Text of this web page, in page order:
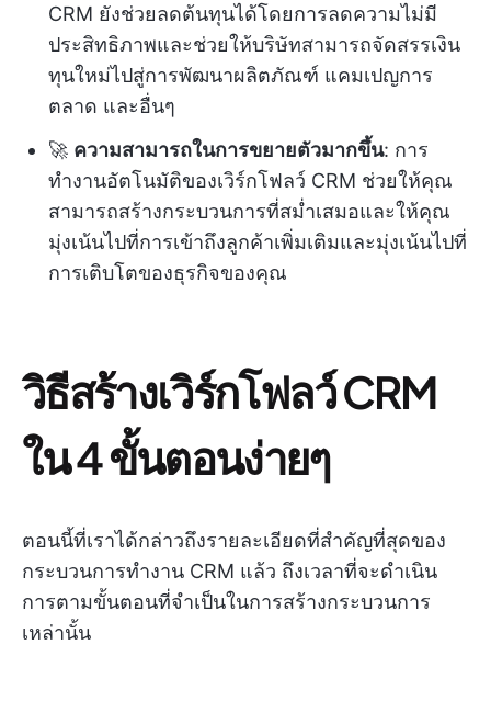
CRM ยังช่วยลดต้นทุนได้โดยการลดความไม่มี
ประสิทธิภาพและช่วยให้บริษัทสามารถจัดสรรเงิน
ทุนใหม่ไปสู่การพัฒนาผลิตภัณฑ์ แคมเปญการ
ตลาด และอื่นๆ
🚀 ความสามารถในการขยายตัวมากขึ้น: การ
ทำงานอัตโนมัติของเวิร์กโฟลว์ CRM ช่วยให้คุณ
สามารถสร้างกระบวนการที่สม่ำเสมอและให้คุณ
มุ่งเน้นไปที่การเข้าถึงลูกค้าเพิ่มเติมและมุ่งเน้นไปที่
การเติบโตของธุรกิจของคุณ
วิธีสร้างเวิร์กโฟลว์ CRM
ใน 4 ขั้นตอนง่ายๆ
ตอนนี้ที่เราได้กล่าวถึงรายละเอียดที่สำคัญที่สุดของ
กระบวนการทำงาน CRM แล้ว ถึงเวลาที่จะดำเนิน
การตามขั้นตอนที่จำเป็นในการสร้างกระบวนการ
เหล่านั้น